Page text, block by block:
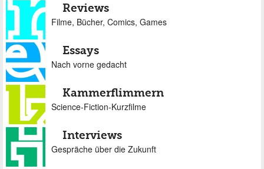
Reviews
Filme, Bücher, Comics, Games
Essays
Nach vorne gedacht
Kammerflimmern
Science-Fiction-Kurzfilme
Interviews
Gespräche über die Zukunft